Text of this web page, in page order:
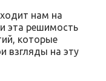
нам на
эта решимость
которые
взгляды на эту